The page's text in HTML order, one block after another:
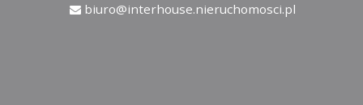
biuro@interhouse.nieruchomosci.pl